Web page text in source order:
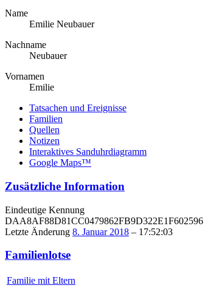
Name
Emilie Neubauer
Nachname
Neubauer
Vornamen
Emilie
Tatsachen und Ereignisse
Familien
Quellen
Notizen
Interaktives Sanduhrdiagramm
Google Maps™
Zusätzliche Information
Eindeutige Kennung
DAA8AF88D81CC0479862FB9D322E1F602596
Letzte Änderung 8. Januar 2018 – 17:52:03
Familienlotse
Familie mit Eltern